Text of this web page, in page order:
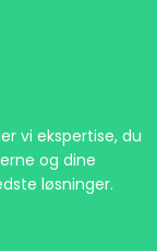
vi ekspertise, du
og dine
løsninger.